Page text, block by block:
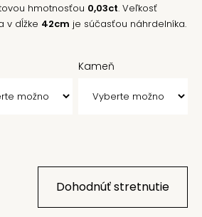
hmotnosťou 0,03ct. Veľkosť
v dĺžke 42cm je súčasťou náhrdelníka.
Kameň
Dohodnúť stretnutie